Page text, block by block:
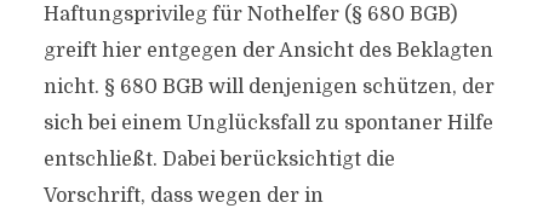
Haftungsprivileg für Nothelfer (§ 680 BGB)
greift hier entgegen der Ansicht des Beklagten
nicht. § 680 BGB will denjenigen schützen, der
sich bei einem Unglücksfall zu spontaner Hilfe
entschließt. Dabei berücksichtigt die
Vorschrift, dass wegen der in